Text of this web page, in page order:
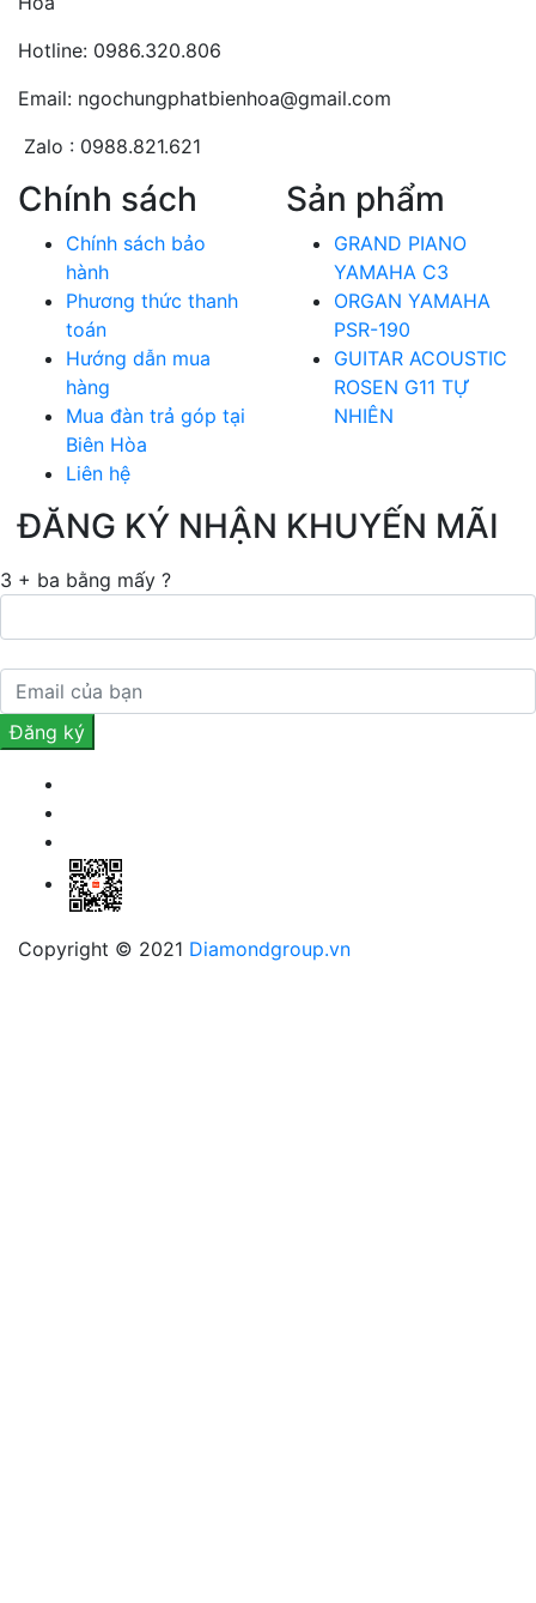
Hotline: 0986.320.806
Email: ngochungphatbienhoa@gmail.com
Zalo : 0988.821.621
Chính sách
Chính sách bảo
hành
Phương thức thanh
toán
Hướng dẫn mua
hàng
Mua đàn trả góp tại
Biên Hòa
Liên hệ
Sản phẩm
GRAND PIANO
YAMAHA C3
ORGAN YAMAHA
PSR-190
GUITAR ACOUSTIC
ROSEN G11 TỰ
NHIÊN
ĐĂNG KÝ NHẬN KHUYẾN MÃI
3 + ba bằng mấy ?
Copyright © 2021 Diamondgroup.vn